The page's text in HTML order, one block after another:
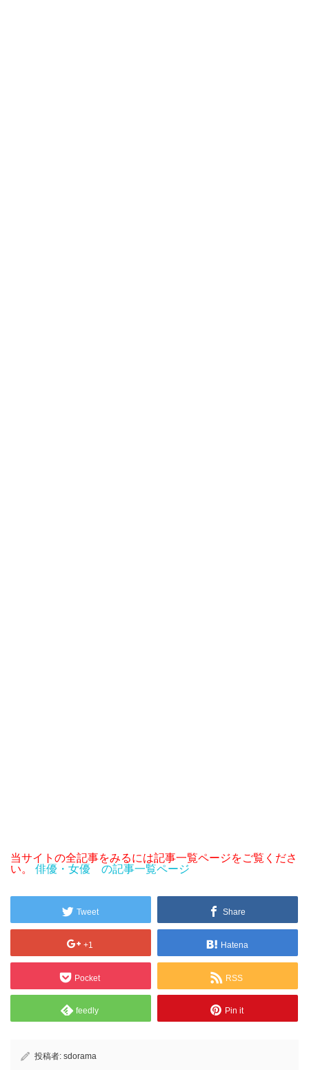
当サイトの全記事をみるには記事一覧ページをご覧くださ
い。
俳優・女優 の記事一覧ページ
Tweet Share
+1 Hatena
Pocket RSS
feedly Pin it
投稿者: sdorama